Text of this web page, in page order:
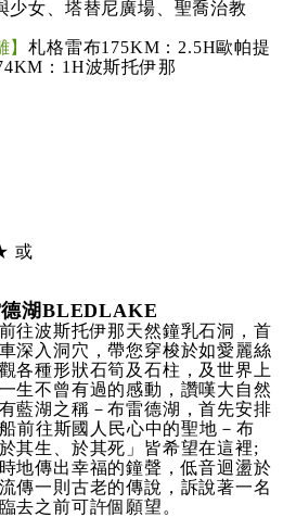
少女、塔替尼廣場、聖喬治教
】札格雷布175KM：2.5H歐帕提
：1H波斯托伊那
或
湖BLEDLAKE
往波斯托伊那天然鐘乳石洞，首
深入洞穴，帶您穿梭於如愛麗絲
各種形狀石筍及石柱，及世界上
生不曾有過的感動，讚嘆大自然
藍湖之稱－布雷德湖，首先安排
前往斯國人民心中的聖地－布
其生、於其死」皆希望在這裡;
地傳出幸福的鐘聲，低音迴盪於
傳一則古老的傳說，訴說著一名
去之前可許個願望。